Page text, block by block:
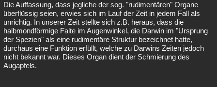
Die Auffassung, dass jegliche der sog. "rudimentären" Organe
überflüssig seien, erwies sich im Lauf der Zeit in jedem Fall als
unrichtig. In unserer Zeit stellte sich z.B. heraus, dass die
halbmondförmige Falte im Augenwinkel, die Darwin im "Ursprung
der Spezien" als eine rudimentäre Struktur bezeichnet hatte,
durchaus eine Funktion erfüllt, welche zu Darwins Zeiten jedoch
nicht bekannt war. Dieses Organ dient der Schmierung des
Augapfels.